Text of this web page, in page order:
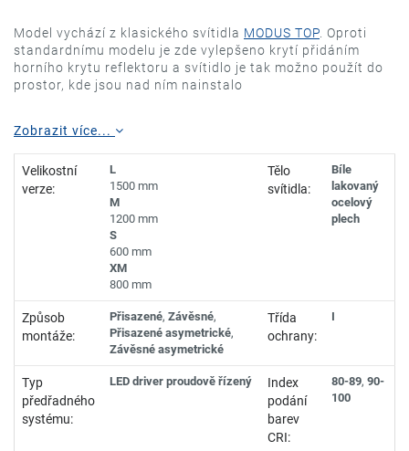
Model vychází z klasického svítidla MODUS TOP . Oproti
standardnímu modelu je zde vylepšeno krytí přidáním
horního krytu reflektoru a svítidlo je tak možno použít do
prostor, kde jsou nad ním nainstalo
Zobrazit více...
Velikostní
verze:
L
1500 mm
M
1200 mm
S
600 mm
XM
800 mm
Tělo
svítidla:
Bíle
lakovaný
ocelový
plech
Způsob
montáže:
Přisazené, Závěsné,
Přisazené asymetrické,
Závěsné asymetrické
Třída
ochrany:
I
Typ
předřadného
systému:
LED driver proudově řízený
Index
podání
barev
CRI:
80-89, 90-
100